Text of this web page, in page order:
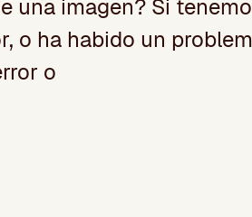
una imagen? Si
o ha habido un
o